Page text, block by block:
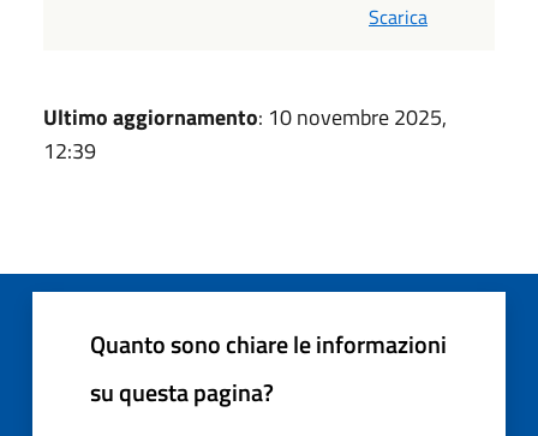
Scarica
Ultimo aggiornamento: 10 novembre 2025,
12:39
Quanto sono chiare le informazioni
su questa pagina?